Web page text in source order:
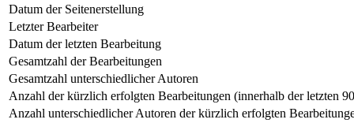
Datum der Seitenerstellung
Letzter Bearbeiter
Datum der letzten Bearbeitung
Gesamtzahl der Bearbeitungen
Gesamtzahl unterschiedlicher Autoren
Anzahl der kürzlich erfolgten Bearbeitungen (innerhalb der letzten
Anzahl unterschiedlicher Autoren der kürzlich erfolgten